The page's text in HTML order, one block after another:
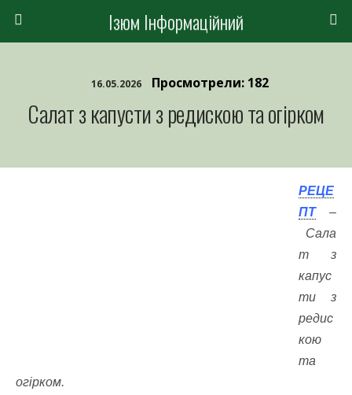
Ізюм Інформаційний
16.05.2026 Просмотрели: 182
Салат з капусти з редискою та огірком
РЕЦЕ
ПТ–
Сала
т з
капус
ти з
редис
кою
та
огірком.